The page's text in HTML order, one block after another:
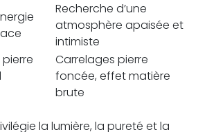
Recherche d’une
atmosphère apaisée et
intimiste
Carrelages pierre
foncée, effet matière
brute
la lumière, la pureté et la